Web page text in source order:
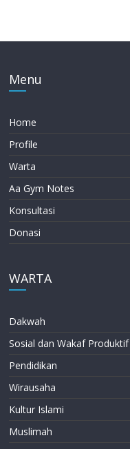
Menu
Home
Profile
Warta
Aa Gym Notes
Konsultasi
Donasi
WARTA
Dakwah
Sosial dan Wakaf Produktif
Pendidikan
Wirausaha
Kultur Islami
Muslimah